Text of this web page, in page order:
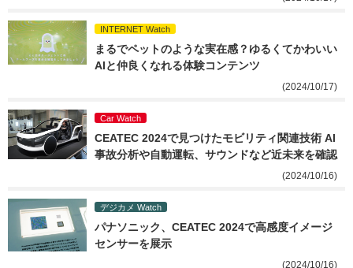
INTERNET Watch
まるでペットのような実在感？ゆるくてかわいい
AIと仲良くなれる体験コンテンツ
(2024/10/17)
Car Watch
CEATEC 2024で見つけたモビリティ関連技術 AI
事故分析や自動運転、サウンドなど近未来を確認
(2024/10/16)
デジカメ Watch
パナソニック、CEATEC 2024で高感度イメージ
センサーを展示
(2024/10/16)